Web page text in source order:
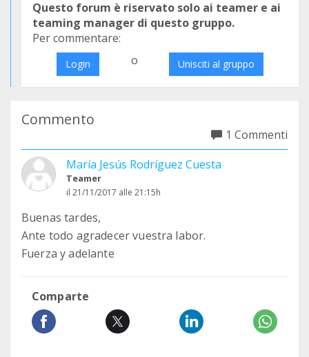
Questo forum è riservato solo ai teamer e ai
teaming manager di questo gruppo.
Per commentare:
Login o Unisciti al gruppo
Commento
1 Commenti
María Jesús Rodríguez Cuesta
Teamer
il 21/11/2017 alle 21:15h
Buenas tardes,
Ante todo agradecer vuestra labor.
Fuerza y adelante
Comparte